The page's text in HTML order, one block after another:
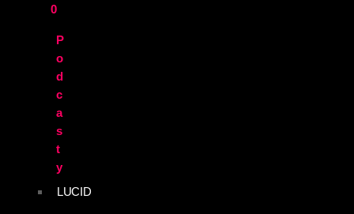
0
P
o
d
c
a
s
t
y
LUCID